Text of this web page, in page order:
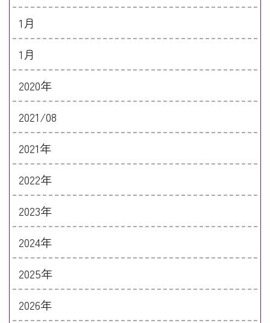
1月
1月
2020年
2021/08
2021年
2022年
2023年
2024年
2025年
2026年